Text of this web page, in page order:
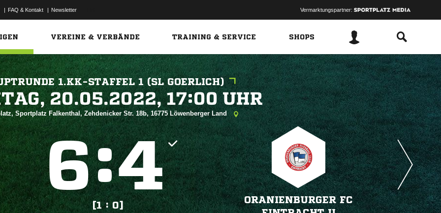
| FAQ & Kontakt | Newsletter Vermarktungspartner:
VEREINE & VERBÄNDE TRAINING & SERVICE SHOPS
1.KK-STAFFEL 1 (SL GOERLICH)
  
Sportplatz Falkenthal, Zehdenicker Str. 18b, 16775 Löwenberger Land
:
[1 : 0]
ORANIENBURGER FC